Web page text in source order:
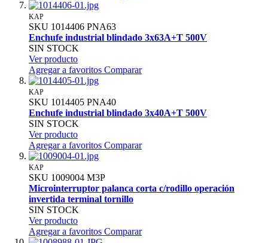
KAP
SKU 1014406 PNA63
Enchufe industrial blindado 3x63A+T 500V
SIN STOCK
Ver producto
Agregar a favoritos Comparar
KAP
SKU 1014405 PNA40
Enchufe industrial blindado 3x40A+T 500V
SIN STOCK
Ver producto
Agregar a favoritos Comparar
KAP
SKU 1009004 M3P
Microinterruptor palanca corta c/rodillo operación
invertida terminal tornillo
SIN STOCK
Ver producto
Agregar a favoritos Comparar